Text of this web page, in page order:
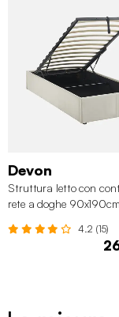
Devon
Struttura letto con
rete a doghe
4.2 (15)